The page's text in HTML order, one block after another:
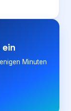
Minuten